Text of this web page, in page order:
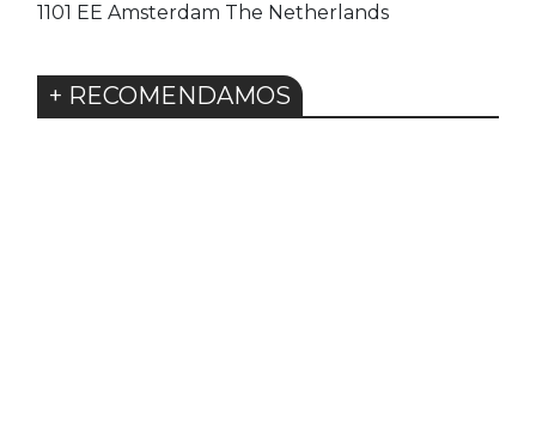
1101 EE Amsterdam The Netherlands
+ RECOMENDAMOS